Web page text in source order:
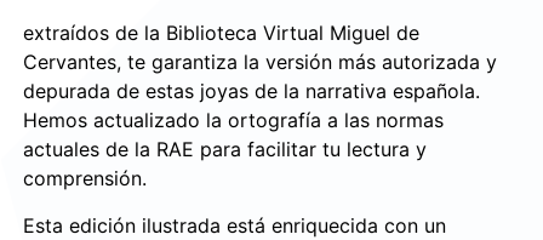
extraídos de la Biblioteca Virtual Miguel de
Cervantes, te garantiza la versión más autorizada y
depurada de estas joyas de la narrativa española.
Hemos actualizado la ortografía a las normas
actuales de la RAE para facilitar tu lectura y
comprensión.
Esta edición ilustrada está enriquecida con un